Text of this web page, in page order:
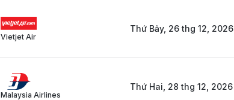
Vietjet Air
Thứ Bảy, 26 thg 12, 2026
Malaysia Airlines
Thứ Hai, 28 thg 12, 2026